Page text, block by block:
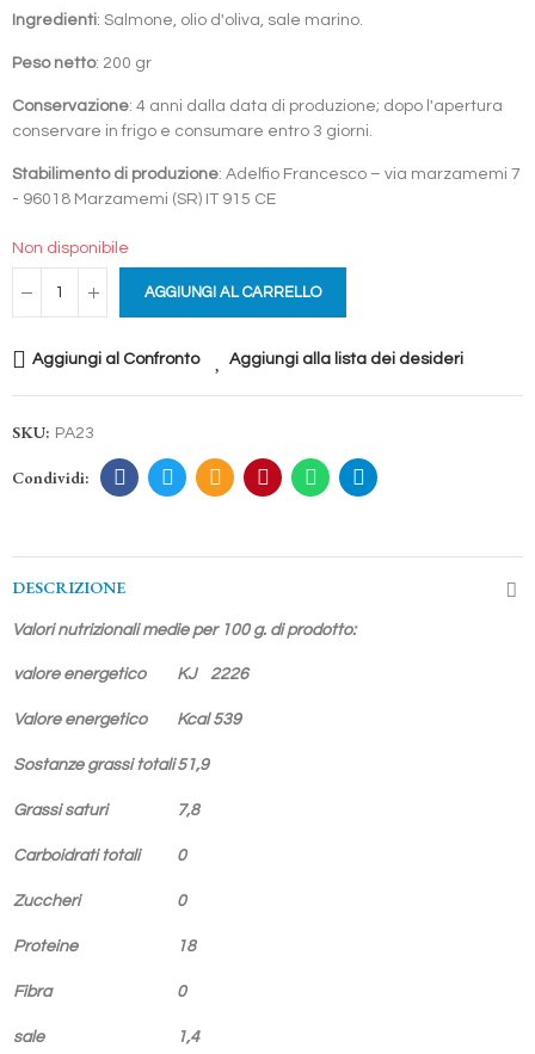
Ingredienti: Salmone, olio d'oliva, sale marino.
Peso netto: 200 gr
Conservazione: 4 anni dalla data di produzione; dopo l'apertura
conservare in frigo e consumare entro 3 giorni.
Stabilimento di produzione: Adelfio Francesco – via marzamemi 7
- 96018 Marzamemi (SR) IT 915 CE
Non disponibile
AGGIUNGI AL CARRELLO
Aggiungi al Confronto Aggiungi alla lista dei desideri
SKU: PA23
DESCRIZIONE
Valori nutrizionali medie per 100 g. di prodotto:
valore energetico KJ 2226
Valore energetico Kcal 539
Sostanze grassi totali 51,9
Grassi saturi 7,8
Carboidrati totali 0
Zuccheri 0
Proteine 18
Fibra 0
sale 1,4